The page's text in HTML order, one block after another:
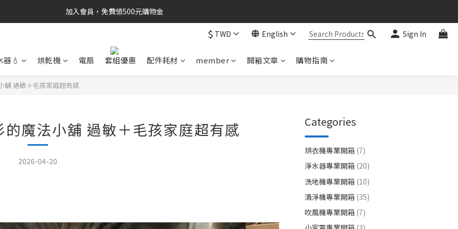
加入會員，免費領500元購物金
$ TWD English Sign In
器💧 烘乾機 電扇 套組優惠 配件耗材 member 開箱文章 購物指南
舖 過敏＋毛孩家庭超有感
魔法小舖 過敏＋毛孩家庭超有感
2026-04-20
Categories
烘衣機專業開箱 (7)
淨水器專業開箱 (20)
洗地機專業開箱 (10)
清淨機專業開箱 (35)
吹風機專業開箱 (7)